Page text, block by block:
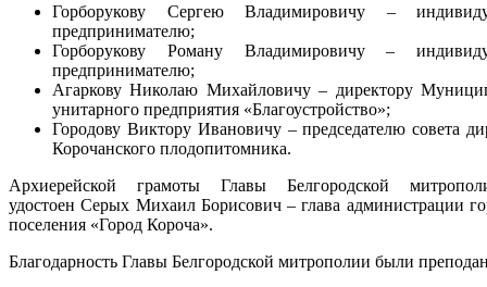
Горборукову Сергею Владимировичу –
предпринимателю;
Горборукову Роману Владимировичу –
предпринимателю;
Агаркову Николаю Михайловичу – директору
унитарного предприятия «Благоустройство»;
Городову Виктору Ивановичу – председателю совета
Корочанского плодопитомника.
Архиерейской грамоты Главы Белгородской
удостоен Серых Михаил Борисович – глава администрации
поселения «Город Короча».
Благодарность Главы Белгородской митрополии были